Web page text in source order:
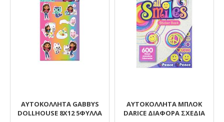
ΑΥΤΟΚΟΛΛΗΤA GABBYS
DOLLHOUSE 8X12 5ΦΥΛΛΑ
ΑΥΤΟΚΌΛΛΗΤΑ ΜΠΛΟΚ
DARICE ΔΙΆΦΟΡΑ ΣΧΈΔΙΑ